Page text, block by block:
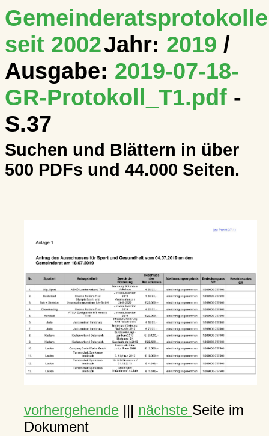
Gemeinderatsprotokolle
seit 2002Jahr: 2019 /
Ausgabe: 2019-07-18-
GR-Protokoll_T1.pdf -
S.37
Suchen und Blättern in über
500 PDFs und 44.000 Seiten.
vorhergehende||| nächste Seite im
Dokument